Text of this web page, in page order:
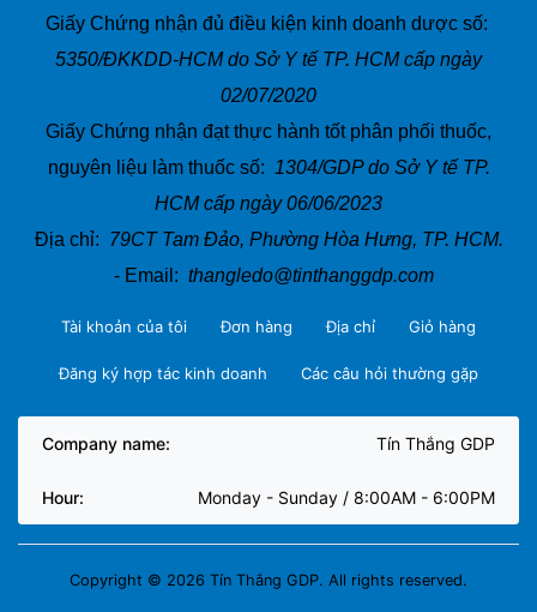
Giấy Chứng nhận đủ điều kiện kinh doanh dược số:
5350/ĐKKDD-HCM do Sở Y tế TP. HCM cấp ngày
02/07/2020
Giấy Chứng nhận đạt thực hành tốt phân phối thuốc,
nguyên liệu làm thuốc số: 1304/GDP do Sở Y tế TP.
HCM cấp ngày 06/06/2023
Địa chỉ: 79CT Tam Đảo, Phường Hòa Hưng, TP. HCM.
- Email: thangledo@tinthanggdp.com
Tài khoản của tôi Đơn hàng Địa chỉ Giỏ hàng
Đăng ký hợp tác kinh doanh Các câu hỏi thường gặp
Company name: Tín Thắng GDP
Hour: Monday - Sunday / 8:00AM - 6:00PM
Copyright © 2026 Tín Thắng GDP. All rights reserved.